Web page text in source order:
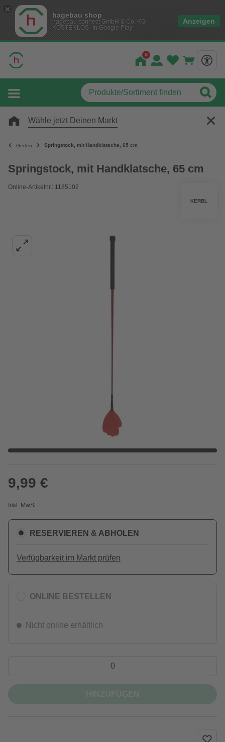
hagebau shop
hagebau connect GmbH & Co. KG
KOSTENLOS- In Google Play
Anzeigen
Wähle jetzt Deinen Markt
Gerten Springstock, mit Handklatsche, 65 cm
Springstock, mit Handklatsche, 65 cm
Online-Artikelnr.: 1185102
KERBL
9,99 €
Inkl. MwSt.
RESERVIEREN & ABHOLEN
Verfügbarkeit im Markt prüfen
ONLINE BESTELLEN
Nicht online erhältlich